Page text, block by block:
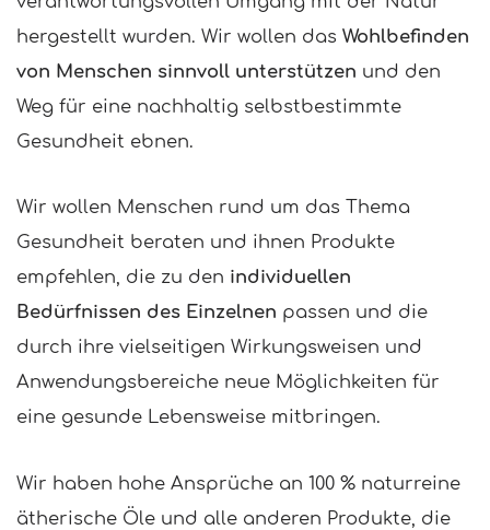
hergestellt wurden. Wir wollen das Wohlbefinden
von Menschen sinnvoll unterstützen und den
Weg für eine nachhaltig selbstbestimmte
Gesundheit ebnen.
Wir wollen Menschen rund um das Thema
Gesundheit beraten und ihnen Produkte
empfehlen, die zu den individuellen
Bedürfnissen des Einzelnen passen und die
durch ihre vielseitigen Wirkungsweisen und
Anwendungsbereiche neue Möglichkeiten für
eine gesunde Lebensweise mitbringen.
Wir haben hohe Ansprüche an 100 % naturreine
ätherische Öle und alle anderen Produkte, die